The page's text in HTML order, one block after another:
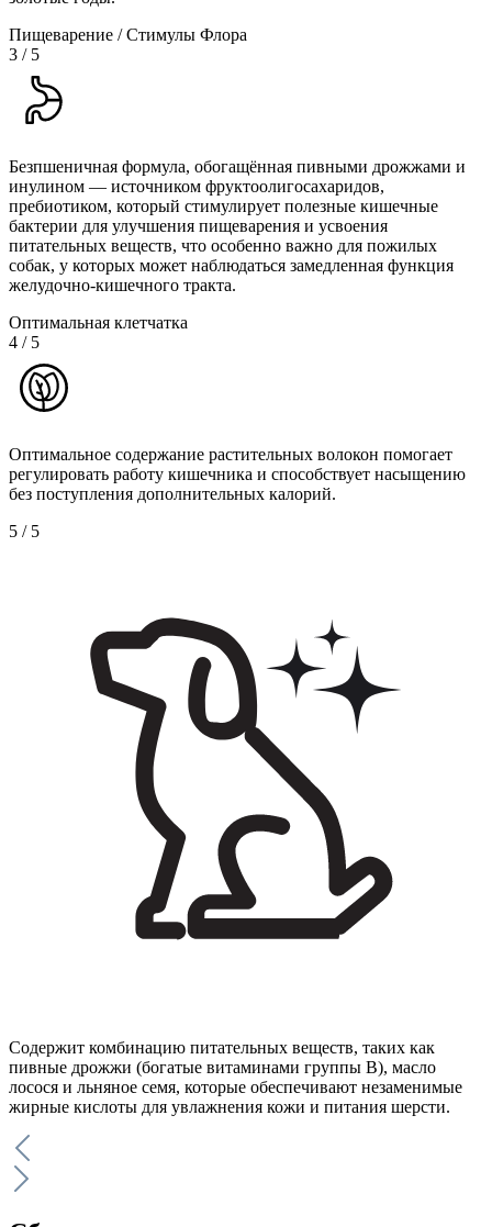
Пищеварение / Стимулы Флора
3 / 5
Безпшеничная формула, обогащённая пивными дрожжами и
инулином — источником фруктоолигосахаридов,
пребиотиком, который стимулирует полезные кишечные
бактерии для улучшения пищеварения и усвоения
питательных веществ, что особенно важно для пожилых
собак, у которых может наблюдаться замедленная функция
желудочно-кишечного тракта.
Оптимальная клетчатка
4 / 5
Оптимальное содержание растительных волокон помогает
регулировать работу кишечника и способствует насыщению
без поступления дополнительных калорий.
5 / 5
Содержит комбинацию питательных веществ, таких как
пивные дрожжи (богатые витаминами группы B), масло
лосося и льняное семя, которые обеспечивают незаменимые
жирные кислоты для увлажнения кожи и питания шерсти.